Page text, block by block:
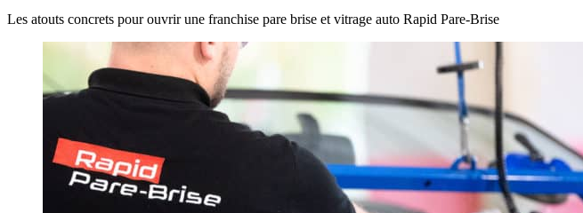
Les atouts concrets pour ouvrir une franchise pare brise et vitrage auto Rapid Pare-Brise